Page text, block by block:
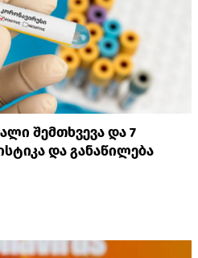
შემთხვევა და 7
და განაწილება